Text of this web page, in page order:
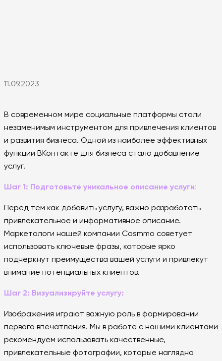
11.09.2023
В современном мире социальные платформы стали
незаменимым инструментом для привлечения клиентов
и развития бизнеса. Одной из наиболее эффективных
функций ВКонтакте для бизнеса стало добавление
услуг.
Шаг 1: Подготовьте уникальное описание услуги:
Перед тем как добавить услугу, важно разработать
привлекательное и информативное описание.
Маркетологи нашей компании Cosmmo советует
использовать ключевые фразы, которые ярко
подчеркнут преимущества вашей услуги и привлекут
внимание потенциальных клиентов.
Шаг 2: Визуализируйте услугу:
Изображения играют важную роль в формировании
первого впечатления. Мы в работе с нашими клиентами
рекомендуем использовать качественные,
привлекательные фотографии, которые наглядно